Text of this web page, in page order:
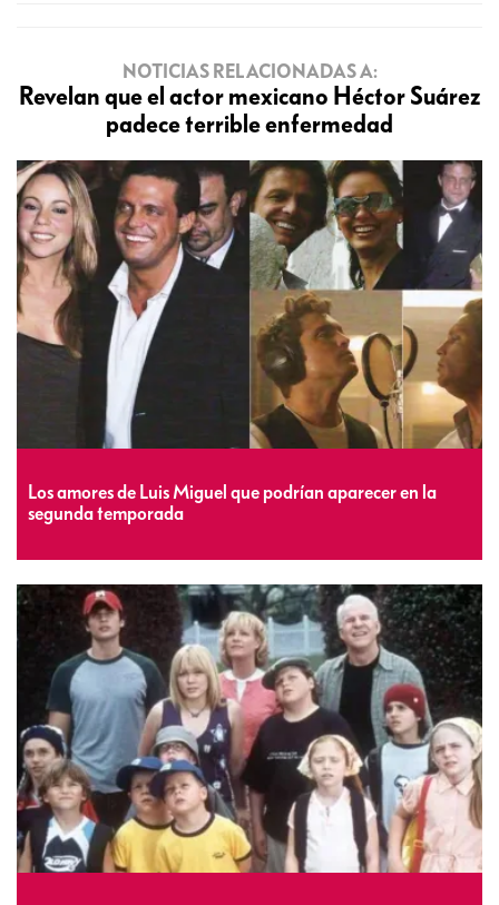
NOTICIAS RELACIONADAS A:
Revelan que el actor mexicano Héctor Suárez
padece terrible enfermedad
Los amores de Luis Miguel que podrían aparecer en la
segunda temporada